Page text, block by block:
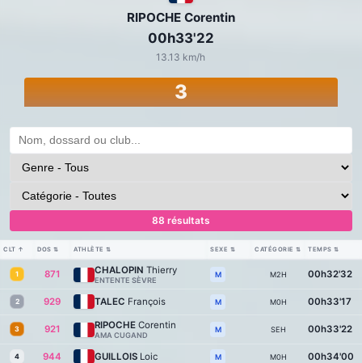
RIPOCHE Corentin
00h33'22
13.13 km/h
3
88 résultats
CLT ↑ DOS ⇅ ATHLÈTE ⇅ SEXE ⇅ CATÉGORIE ⇅ TEMPS ⇅
1 871 CHALOPIN Thierry
ENTENTE SÈVRE
M M2H 00h32'32
2 929 TALEC François M M0H 00h33'17
3 921 RIPOCHE Corentin
AMA CUGAND
M SEH 00h33'22
4 944 GUILLOIS Loic M M0H 00h34'00